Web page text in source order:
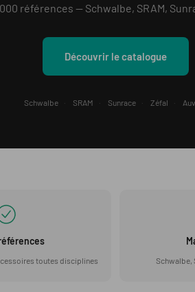
références — Schwalbe, SRAM,
Découvrir le catalogue
Schwalbe · SRAM · Sunrace · Zéfal ·
toutes disciplines Schwalbe,